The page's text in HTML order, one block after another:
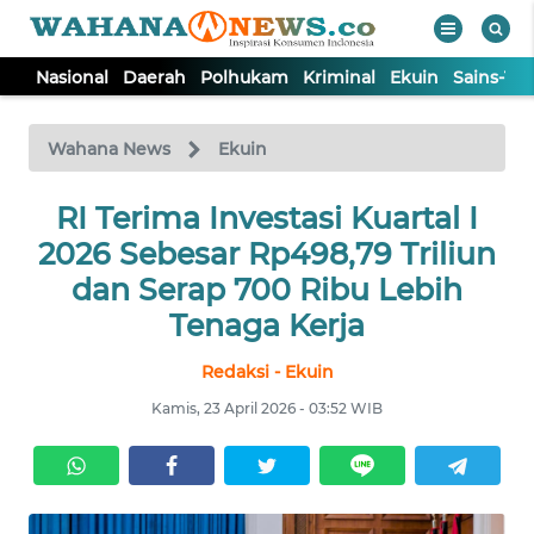
Nasional Daerah Polhukam Kriminal Ekuin Sains-
Wahana News Ekuin
RI Terima Investasi Kuartal I
2026 Sebesar Rp498,79 Triliun
dan Serap 700 Ribu Lebih
Tenaga Kerja
Redaksi - Ekuin
Kamis, 23 April 2026 - 03:52 WIB
TV
Tutup
NASIONAL
DAERAH
EKUIN